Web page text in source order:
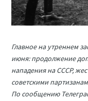
Главное на утреннем
июня: продолжение
нападения на СССР,
советскими
По сообщению